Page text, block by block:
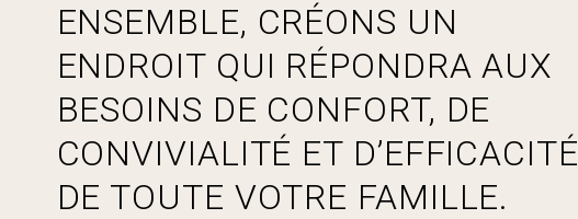
ENSEMBLE, CRÉONS UN
ENDROIT QUI RÉPONDRA AUX
BESOINS DE CONFORT, DE
CONVIVIALITÉ ET D’EFFICACITÉ
DE TOUTE VOTRE FAMILLE.